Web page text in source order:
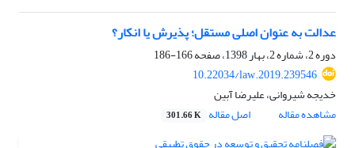
عدالت به عنوان اصلی مستقل؛ پذیرش یا انکار؟
دوره 2، شماره 2، بهار 1398، صفحه
166-186
10.22034/law.2019.239546
خدیجه شیروانی، علیرضا آبین
مشاهده مقاله
اصل مقاله 301.66 K